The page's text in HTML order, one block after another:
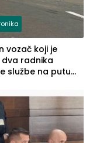
vozač koji je
radnika
službe na putu